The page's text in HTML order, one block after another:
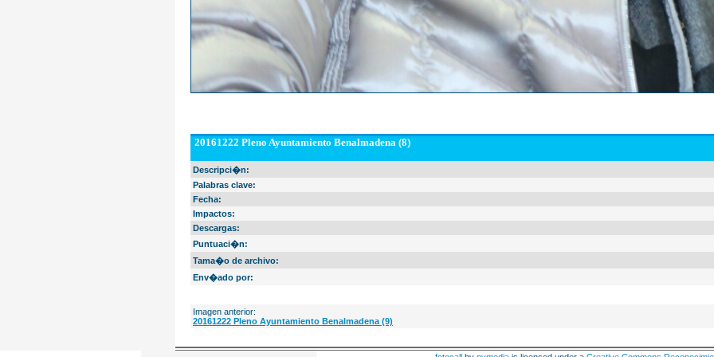
20161222 Pleno Ayuntamiento Benalmadena (8)
Descripci�n:
Palabras clave:
Fecha:
Impactos:
Descargas:
Puntuaci�n:
Tama�o de archivo:
Env�ado por:
Imagen anterior:
20161222 Pleno Ayuntamiento Benalmadena (9)